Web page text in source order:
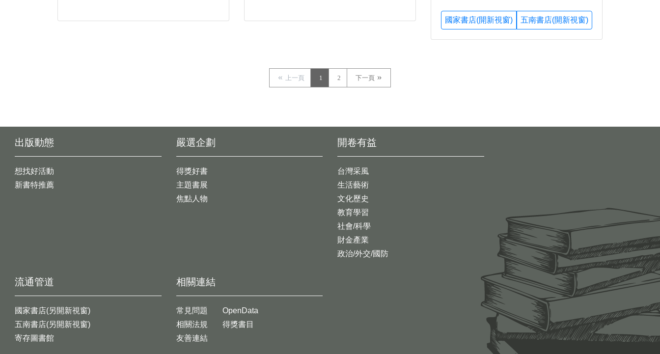
國家書店(開新視窗) 五南書店(開新視窗)
上一頁 1 2 下一頁
出版動態
想找好活動
新書特推薦
開卷有益
台灣采風
生活藝術
文化歷史
教育學習
社會/科學
財金產業
政治/外交/國防
嚴選企劃
得獎好書
主題書展
焦點人物
流通管道
國家書店(另開新視窗)
五南書店(另開新視窗)
寄存圖書館
相關連結
常見問題
相關法規
友善連結
OpenData
得獎書目